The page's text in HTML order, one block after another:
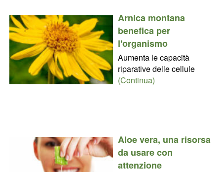
Arnica montana
benefica per
l'organismo
Aumenta le capacità
riparative delle cellule
(Continua)
Aloe vera, una risorsa
da usare con
attenzione